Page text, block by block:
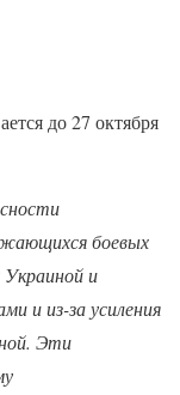
до 27 октября
боевых
Украиной и
и из-за усиления
Эти